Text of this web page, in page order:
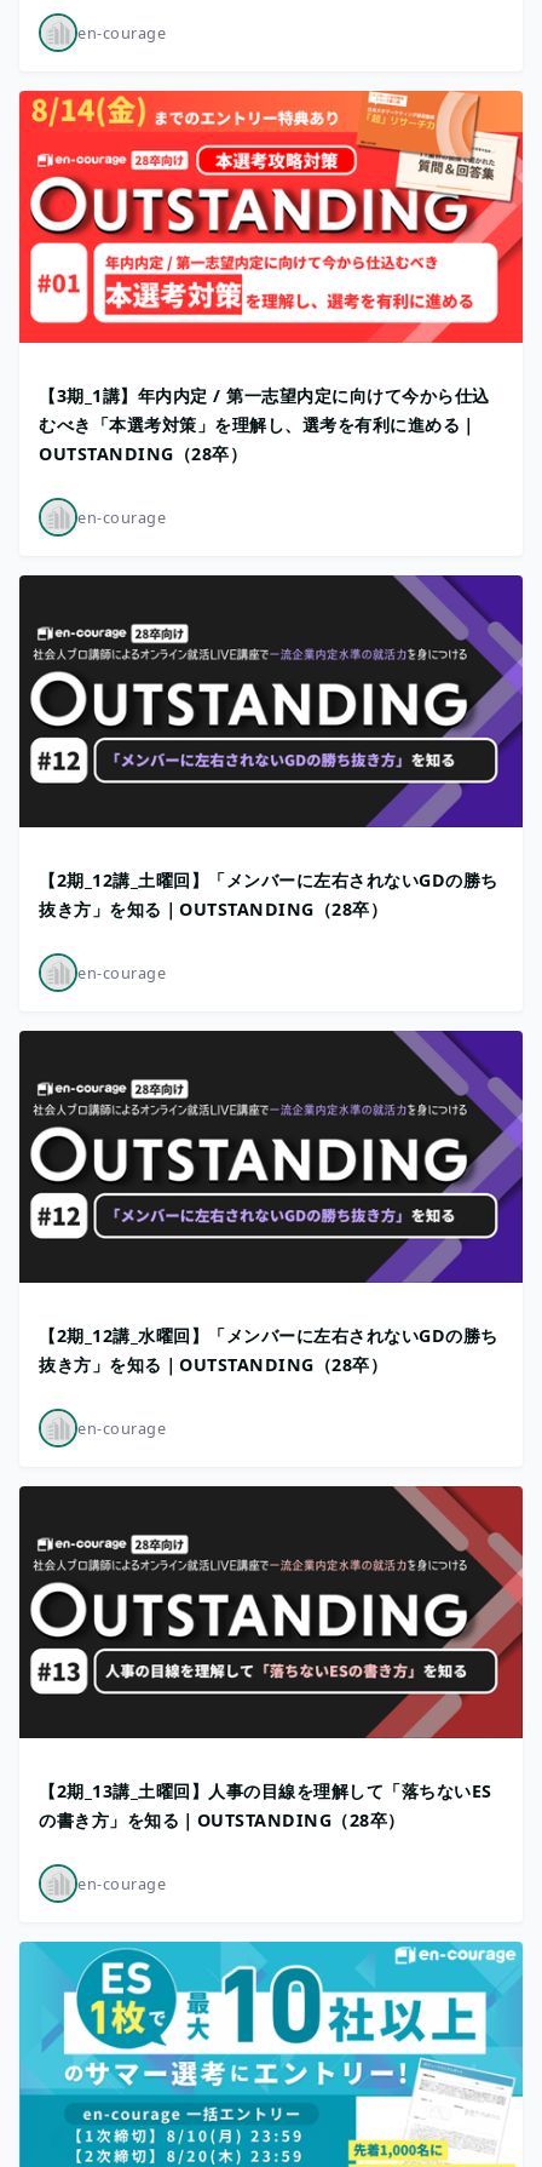
en-courage
【3期_1講】年内内定 / 第一志望内定に向けて今から仕込
むべき「本選考対策」を理解し、選考を有利に進める｜
OUTSTANDING（28卒）
en-courage
【2期_12講_土曜回】「メンバーに左右されないGDの勝ち
抜き方」を知る｜OUTSTANDING（28卒）
en-courage
【2期_12講_水曜回】「メンバーに左右されないGDの勝ち
抜き方」を知る｜OUTSTANDING（28卒）
en-courage
【2期_13講_土曜回】人事の目線を理解して「落ちないES
の書き方」を知る｜OUTSTANDING（28卒）
en-courage